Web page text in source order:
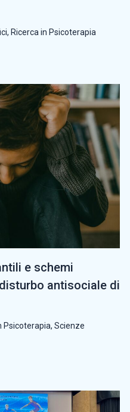
, Ricerca in Psicoterapia
e schemi
antisociale di
Psicoterapia, Scienze